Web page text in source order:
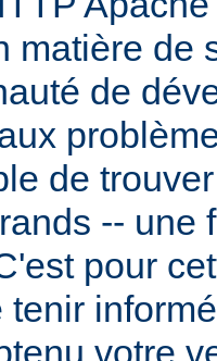
matière de
de
de
-- une
pour
tenir
votre